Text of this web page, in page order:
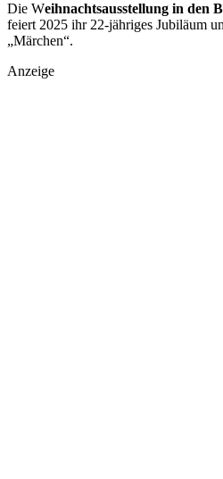
Die Weihnachtsausstellung in den
feiert 2025 ihr 22-jähriges Jubiläum
„Märchen“.
Anzeige